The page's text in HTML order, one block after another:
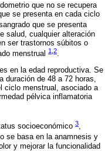
que no se recupera
se presenta en cada ciclo
que se presenta
salud, cualquier alteración
ser trastornos súbitos o
menstrual
1 2
en la edad reproductiva. Se
duración de 48 a 72 horas,
ciclo menstrual, asociado a
pélvica inflamatoria
socioeconómico 3,
se basa en la anamnesis y
y mejorar la funcionalidad